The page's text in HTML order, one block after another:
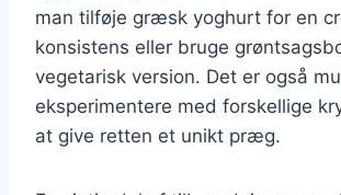
man tilføje græsk yoghurt for en
konsistens eller bruge
vegetarisk version. Det er også
eksperimentere med forskellige
at give retten et unikt præg.